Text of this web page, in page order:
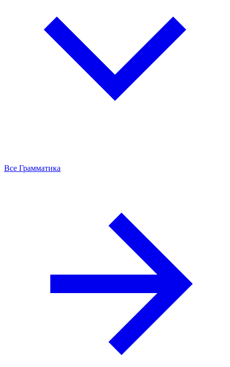
Все Грамматика